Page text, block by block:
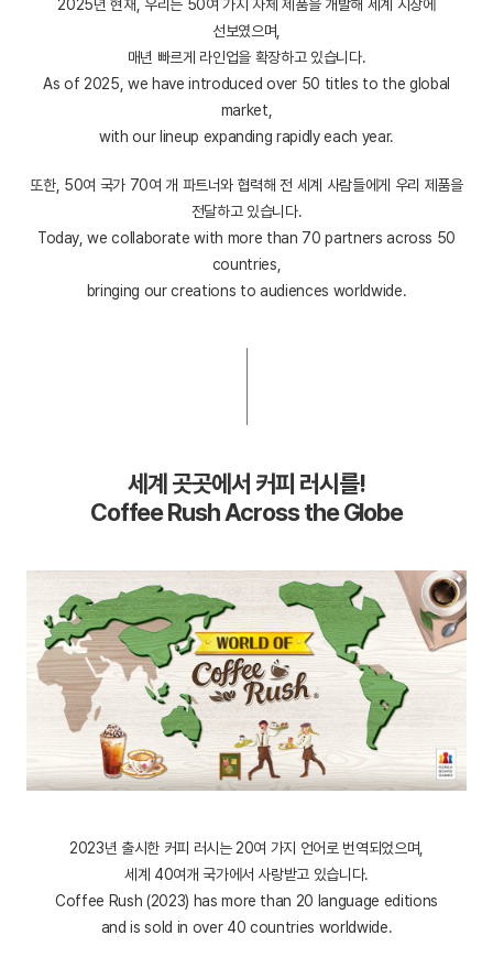
2025년 현재, 우리는 50여 가지 자체 제품을 개발해 세계 시장에
선보였으며,
매년 빠르게 라인업을 확장하고 있습니다.
As of 2025, we have introduced over 50 titles to the global
market,
with our lineup expanding rapidly each year.
또한, 50여 국가 70여 개 파트너와 협력해 전 세계 사람들에게 우리 제품을
전달하고 있습니다.
Today, we collaborate with more than 70 partners across 50
countries,
bringing our creations to audiences worldwide.
세계 곳곳에서 커피 러시를!
Coffee Rush Across the Globe
2023년 출시한 커피 러시는 20여 가지 언어로 번역되었으며,
세계 40여개 국가에서 사랑받고 있습니다.
Coffee Rush (2023) has more than 20 language editions
and is sold in over 40 countries worldwide.